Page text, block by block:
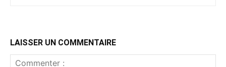
LAISSER UN COMMENTAIRE